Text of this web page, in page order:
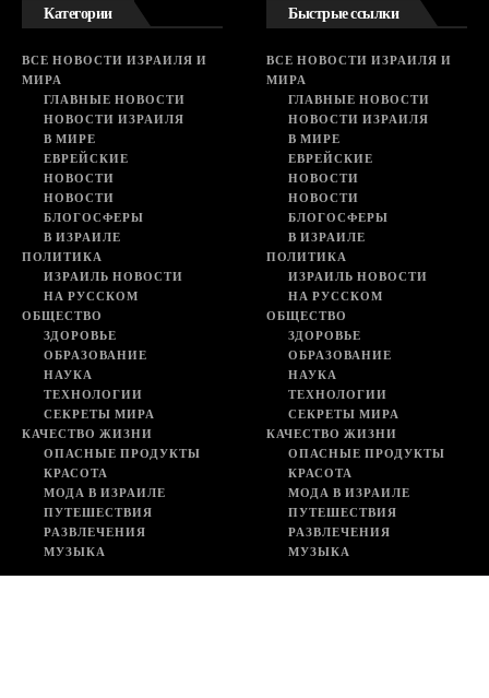
Категории
ВСЕ НОВОСТИ ИЗРАИЛЯ И
МИРА
ГЛАВНЫЕ НОВОСТИ
НОВОСТИ ИЗРАИЛЯ
В МИРЕ
ЕВРЕЙСКИЕ
НОВОСТИ
НОВОСТИ
БЛОГОСФЕРЫ
В ИЗРАИЛЕ
ПОЛИТИКА
ИЗРАИЛЬ НОВОСТИ
НА РУССКОМ
ОБЩЕСТВО
ЗДОРОВЬЕ
ОБРАЗОВАНИЕ
НАУКА
ТЕХНОЛОГИИ
СЕКРЕТЫ МИРА
КАЧЕСТВО ЖИЗНИ
ОПАСНЫЕ ПРОДУКТЫ
КРАСОТА
МОДА В ИЗРАИЛЕ
ПУТЕШЕСТВИЯ
РАЗВЛЕЧЕНИЯ
МУЗЫКА
Быстрые ссылки
ВСЕ НОВОСТИ ИЗРАИЛЯ И
МИРА
ГЛАВНЫЕ НОВОСТИ
НОВОСТИ ИЗРАИЛЯ
В МИРЕ
ЕВРЕЙСКИЕ
НОВОСТИ
НОВОСТИ
БЛОГОСФЕРЫ
В ИЗРАИЛЕ
ПОЛИТИКА
ИЗРАИЛЬ НОВОСТИ
НА РУССКОМ
ОБЩЕСТВО
ЗДОРОВЬЕ
ОБРАЗОВАНИЕ
НАУКА
ТЕХНОЛОГИИ
СЕКРЕТЫ МИРА
КАЧЕСТВО ЖИЗНИ
ОПАСНЫЕ ПРОДУКТЫ
КРАСОТА
МОДА В ИЗРАИЛЕ
ПУТЕШЕСТВИЯ
РАЗВЛЕЧЕНИЯ
МУЗЫКА